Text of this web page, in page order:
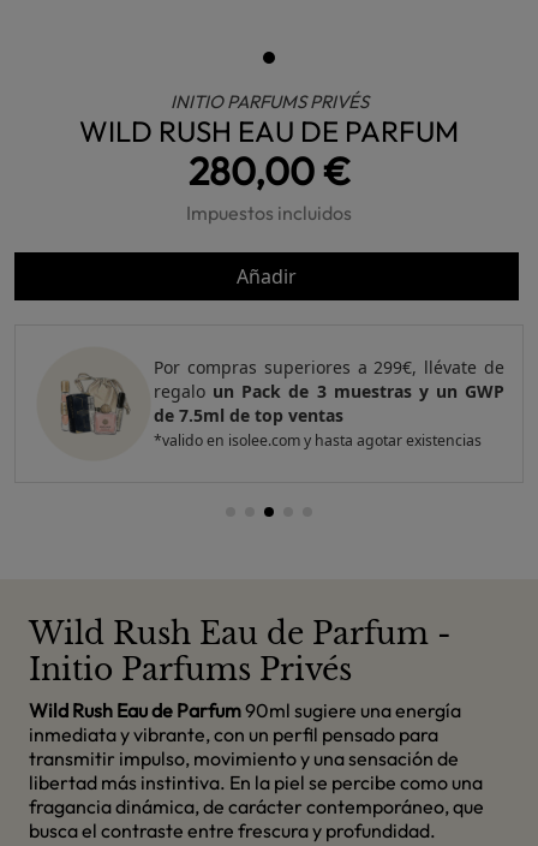
INITIO PARFUMS PRIVÉS
WILD RUSH EAU DE PARFUM
280,00 €
Impuestos incluidos
Añadir
Por compras superiores a 299€, llévate de
regalo un Pack de 3 muestras y un GWP
de 7.5ml de top ventas
*valido en isolee.com y hasta agotar existencias
Wild Rush Eau de Parfum -
Initio Parfums Privés
Wild Rush Eau de Parfum90ml sugiere una energía
inmediata y vibrante, con un perfil pensado para
transmitir impulso, movimiento y una sensación de
libertad más instintiva. En la piel se percibe como una
fragancia dinámica, de carácter contemporáneo, que
busca el contraste entre frescura y profundidad.